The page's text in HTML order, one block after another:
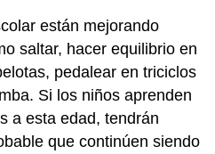
están mejorando
saltar, hacer equilibrio en
pedalear en triciclos
Si los niños aprenden
a esta edad, tendrán
que continúen siendo